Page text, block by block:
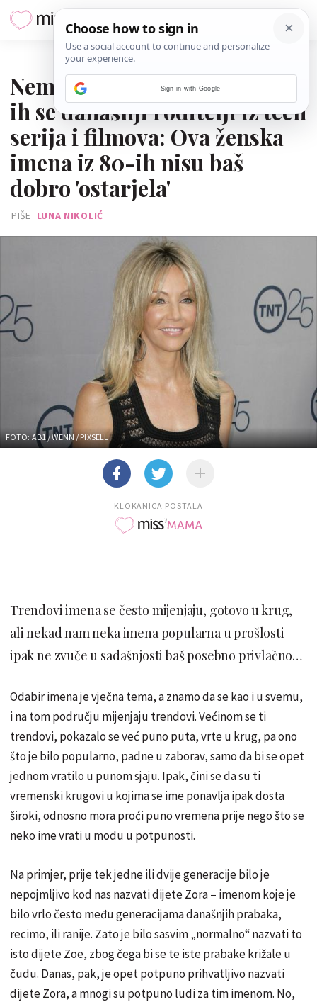
Nema ih kod nas, ali sjećaju
ih se današnji roditelji iz teen
serija i filmova: Ova ženska
imena iz 80-ih nisu baš
dobro 'ostarjela'
PIŠE LUNA NIKOLIĆ
FOTO: AB1 / WENN / PIXSELL
KLOKANICA POSTALA
Trendovi imena se često mijenjaju, gotovo u krug,
ali nekad nam neka imena popularna u prošlosti
ipak ne zvuče u sadašnjosti baš posebno privlačno…
Odabir imena je vječna tema, a znamo da se kao i u svemu,
i na tom području mijenjaju trendovi. Većinom se ti
trendovi, pokazalo se već puno puta, vrte u krug, pa ono
što je bilo popularno, padne u zaborav, samo da bi se opet
jednom vratilo u punom sjaju. Ipak, čini se da su ti
vremenski krugovi u kojima se ime ponavlja ipak dosta
široki, odnosno mora proći puno vremena prije nego što se
neko ime vrati u modu u potpunosti.
Na primjer, prije tek jedne ili dvije generacije bilo je
nepojmljivo kod nas nazvati dijete Zora – imenom koje je
bilo vrlo često među generacijama današnjih prabaka,
recimo, ili ranije. Zato je bilo sasvim „normalno“ nazvati to
isto dijete Zoe, zbog čega bi se te iste prabake križale u
čudu. Danas, pak, je opet potpuno prihvatljivo nazvati
dijete Zora, a mnogi su potpuno ludi za tim imenom. No,
Sign in with Google